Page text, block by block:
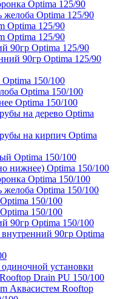
Optima 125/90
желоба Optima 125/90
Optima 125/90
Optima 125/90
90гр Optima 125/90
90гр Optima 125/90
150/100
Optima 150/100
Optima 150/100
на дерево Optima
на кирпич Optima
Optima 150/100
нижнее) Optima 150/100
Optima 150/100
желоба Optima 150/100
150/100
150/100
90гр Optima 150/100
90гр Optima
установки
Drain PU 150/100
Аквасистем Rooftop